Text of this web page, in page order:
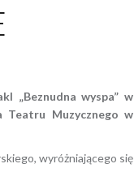
„Beznudna wyspa” w
Teatru Muzycznego w
wyróżniającego się